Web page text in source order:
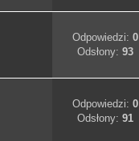
Odpowiedzi: 0
Odsłony: 93
Odpowiedzi: 0
Odsłony: 91